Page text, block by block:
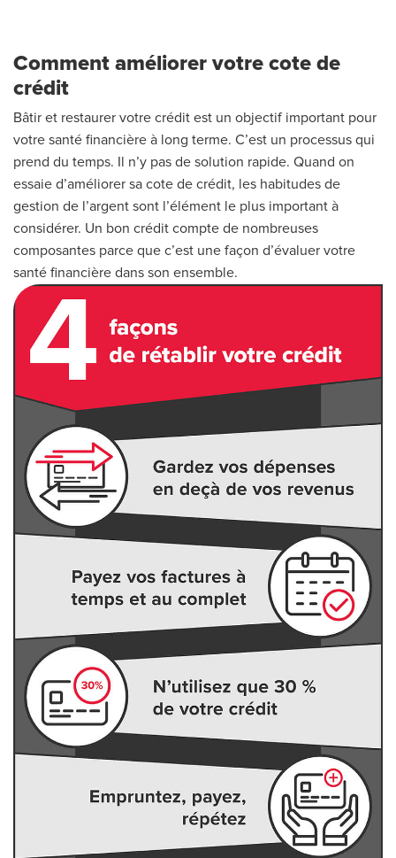
Comment améliorer votre cote de
crédit
Bâtir et restaurer votre crédit est un objectif important pour
votre santé financière à long terme. C’est un processus qui
prend du temps. Il n’y pas de solution rapide. Quand on
essaie d’améliorer sa cote de crédit, les habitudes de
gestion de l’argent sont l’élément le plus important à
considérer. Un bon crédit compte de nombreuses
composantes parce que c’est une façon d’évaluer votre
santé financière dans son ensemble.